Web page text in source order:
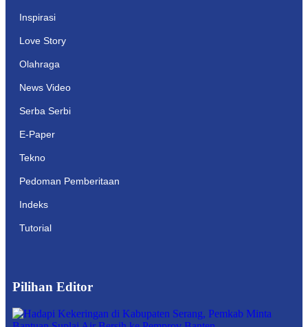
Inspirasi
Love Story
Olahraga
News Video
Serba Serbi
E-Paper
Tekno
Pedoman Pemberitaan
Indeks
Tutorial
Pilihan Editor